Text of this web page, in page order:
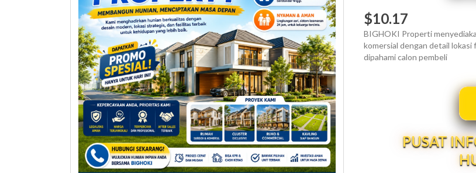
$10.17
BIGHOKI Properti
komersial dengan detail
dipahami calon pembeli
PUSAT